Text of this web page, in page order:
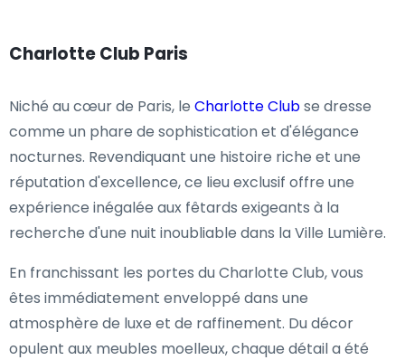
Charlotte Club Paris
Niché au cœur de Paris, le Charlotte Clubse dresse
comme un phare de sophistication et d'élégance
nocturnes. Revendiquant une histoire riche et une
réputation d'excellence, ce lieu exclusif offre une
expérience inégalée aux fêtards exigeants à la
recherche d'une nuit inoubliable dans la Ville Lumière.
En franchissant les portes du Charlotte Club, vous
êtes immédiatement enveloppé dans une
atmosphère de luxe et de raffinement. Du décor
opulent aux meubles moelleux, chaque détail a été